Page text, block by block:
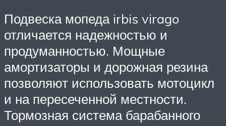
Подвеска мопеда irbis virago
отличается надежностью и
продуманностью. Мощные
амортизаторы и дорожная резина
позволяют использовать мотоцикл
и на пересеченной местности.
Тормозная система барабанного